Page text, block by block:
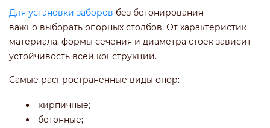
Для установки заборов без бетонирования
важно выборать опорных столбов. От характеристик
материала, формы сечения и диаметра стоек зависит
устойчивость всей конструкции.
Самые распространенные виды опор:
кирпичные;
бетонные;